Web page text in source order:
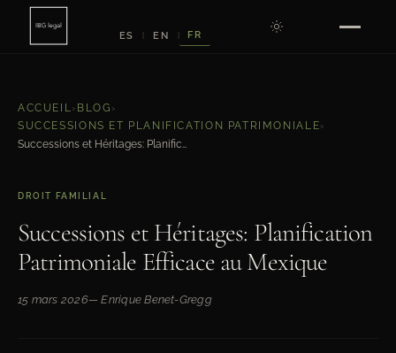
ES EN FR
ACCUEIL› BLOG ›
SUCCESSIONS ET PLANIFICATION PATRIMONIALE›
Successions et Héritages: Planification Patrimoniale Efficace au Mexique
DROIT FAMILIAL
Successions et Héritages: Planification
Patrimoniale Efficace au Mexique
15 mars 2026— Enrique Benet-Gregg